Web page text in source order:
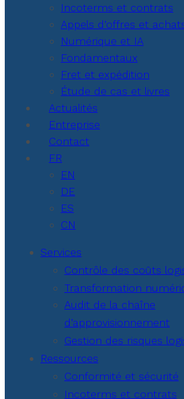
Incoterms et contrats
Appels d’offres et
Numérique et IA
Fondamentaux
Fret et expédition
Étude de cas et livres
Actualités
Entreprise
Contact
FR
EN
DE
ES
CN
Services
Contrôle des coûts
Transformation
Audit de la chaîne
d’approvisionnement
Gestion des risques
Ressources
Conformité et sécurité
Incoterms et contrats